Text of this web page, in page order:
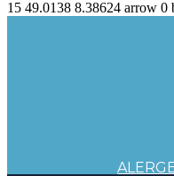
15 49.0138 8.38624 arrow 0